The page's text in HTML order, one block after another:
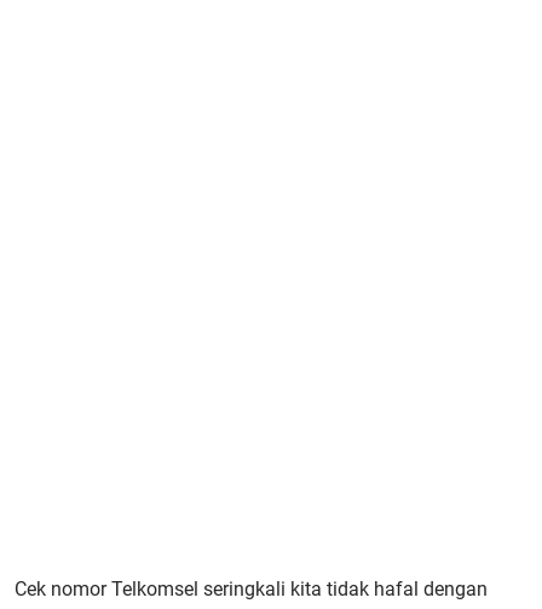
Cek nomor Telkomsel seringkali kita tidak hafal dengan